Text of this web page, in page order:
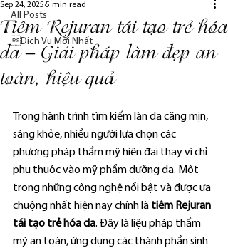
All Posts
Dịch Vụ Mới Nhất
Tiêm Rejuran tái tạo trẻ hóa
da – Giải pháp làm đẹp an
toàn, hiệu quả
Sep 24, 2025 5 min read
Trong hành trình tìm kiếm làn da căng mịn,
sáng khỏe, nhiều người lựa chọn các
phương pháp thẩm mỹ hiện đại thay vì chỉ
phụ thuộc vào mỹ phẩm dưỡng da. Một
trong những công nghệ nổi bật và được ưa
chuộng nhất hiện nay chính là tiêm Rejuran
tái tạo trẻ hóa da. Đây là liệu pháp thẩm
mỹ an toàn, ứng dụng các thành phần sinh